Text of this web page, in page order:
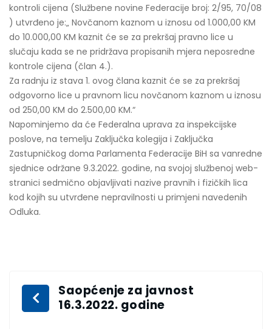
kontroli cijena (Službene novine Federacije broj: 2/95, 70/08
) utvrđeno je:„ Novčanom kaznom u iznosu od 1.000,00 KM
do 10.000,00 KM kaznit će se za prekršaj pravno lice u
slučaju kada se ne pridržava propisanih mjera neposredne
kontrole cijena (član 4.).
Za radnju iz stava 1. ovog člana kaznit će se za prekršaj
odgovorno lice u pravnom licu novčanom kaznom u iznosu
od 250,00 KM do 2.500,00 KM.“
Napominjemo da će Federalna uprava za inspekcijske
poslove, na temelju Zaključka kolegija i Zaključka
Zastupničkog doma Parlamenta Federacije BiH sa vanredne
sjednice održane 9.3.2022. godine, na svojoj službenoj web-
stranici sedmično objavljivati nazive pravnih i fizičkih lica
kod kojih su utvrđene nepravilnosti u primjeni navedenih
Odluka.
Saopćenje za javnost
16.3.2022. godine